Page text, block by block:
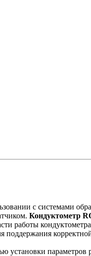
с системами
Кондуктометр
работы
поддержания
установки параметров